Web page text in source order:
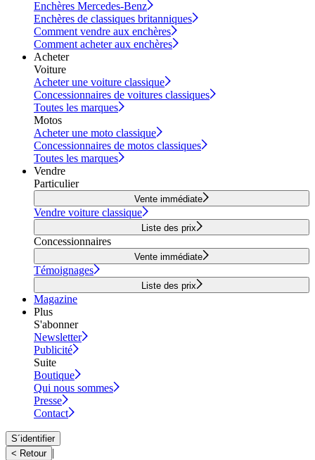
Enchères Mercedes-Benz
Enchères de classiques britanniques
Comment vendre aux enchères
Comment acheter aux enchères
Acheter
Voiture
Acheter une voiture classique
Concessionnaires de voitures classiques
Toutes les marques
Motos
Acheter une moto classique
Concessionnaires de motos classiques
Toutes les marques
Vendre
Particulier
Vente immédiate
Vendre voiture classique
Liste des prix
Concessionnaires
Vente immédiate
Témoignages
Liste des prix
Magazine
Plus
S'abonner
Newsletter
Publicité
Suite
Boutique
Qui nous sommes
Presse
Contact
S´identifier
< Retour |